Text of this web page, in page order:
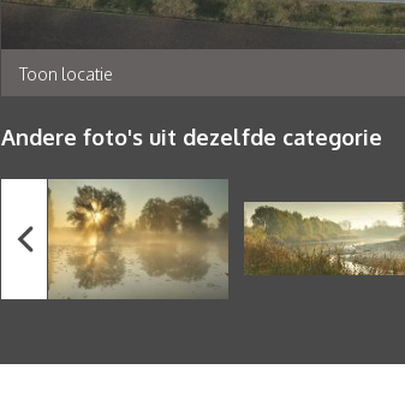
Toon locatie
Andere foto's uit dezelfde categorie